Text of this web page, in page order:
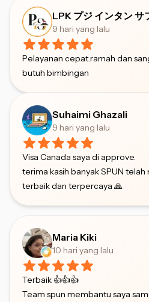
LPK プジ インタン サ
9 hari yang lalu
Pelayanan cepat.ramah dan
butuh bimbingan
Suhaimi Ghazali
9 hari yang lalu
Visa Canada saya di approve.
terima kasih banyak SPUN
terbaik dan terpercaya 🙏
Maria Kiki
10 hari yang lalu
Terbaik 👍👍👍
Team spun membantu saya